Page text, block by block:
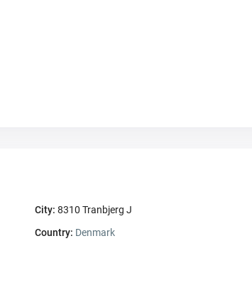
City: 8310 Tranbjerg J
Country: Denmark